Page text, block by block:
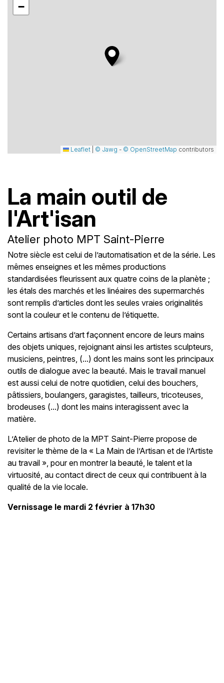
La main outil de
l'Art'isan
Atelier photo MPT Saint-Pierre
Notre siècle est celui de l’automatisation et de la série. Les
mêmes enseignes et les mêmes productions
standardisées fleurissent aux quatre coins de la planète ;
les étals des marchés et les linéaires des supermarchés
sont remplis d’articles dont les seules vraies originalités
sont la couleur et le contenu de l’étiquette.
Certains artisans d’art façonnent encore de leurs mains
des objets uniques, rejoignant ainsi les artistes sculpteurs,
musiciens, peintres, (...) dont les mains sont les principaux
outils de dialogue avec la beauté. Mais le travail manuel
est aussi celui de notre quotidien, celui des bouchers,
pâtissiers, boulangers, garagistes, tailleurs, tricoteuses,
brodeuses (...) dont les mains interagissent avec la
matière.
L’Atelier de photo de la MPT Saint-Pierre propose de
revisiter le thème de la « La Main de l’Artisan et de l’Artiste
au travail », pour en montrer la beauté, le talent et la
virtuosité, au contact direct de ceux qui contribuent à la
qualité de la vie locale.
Vernissage le mardi 2 février à 17h30
−
Leaflet © Jawg - © OpenStreetMap contributors